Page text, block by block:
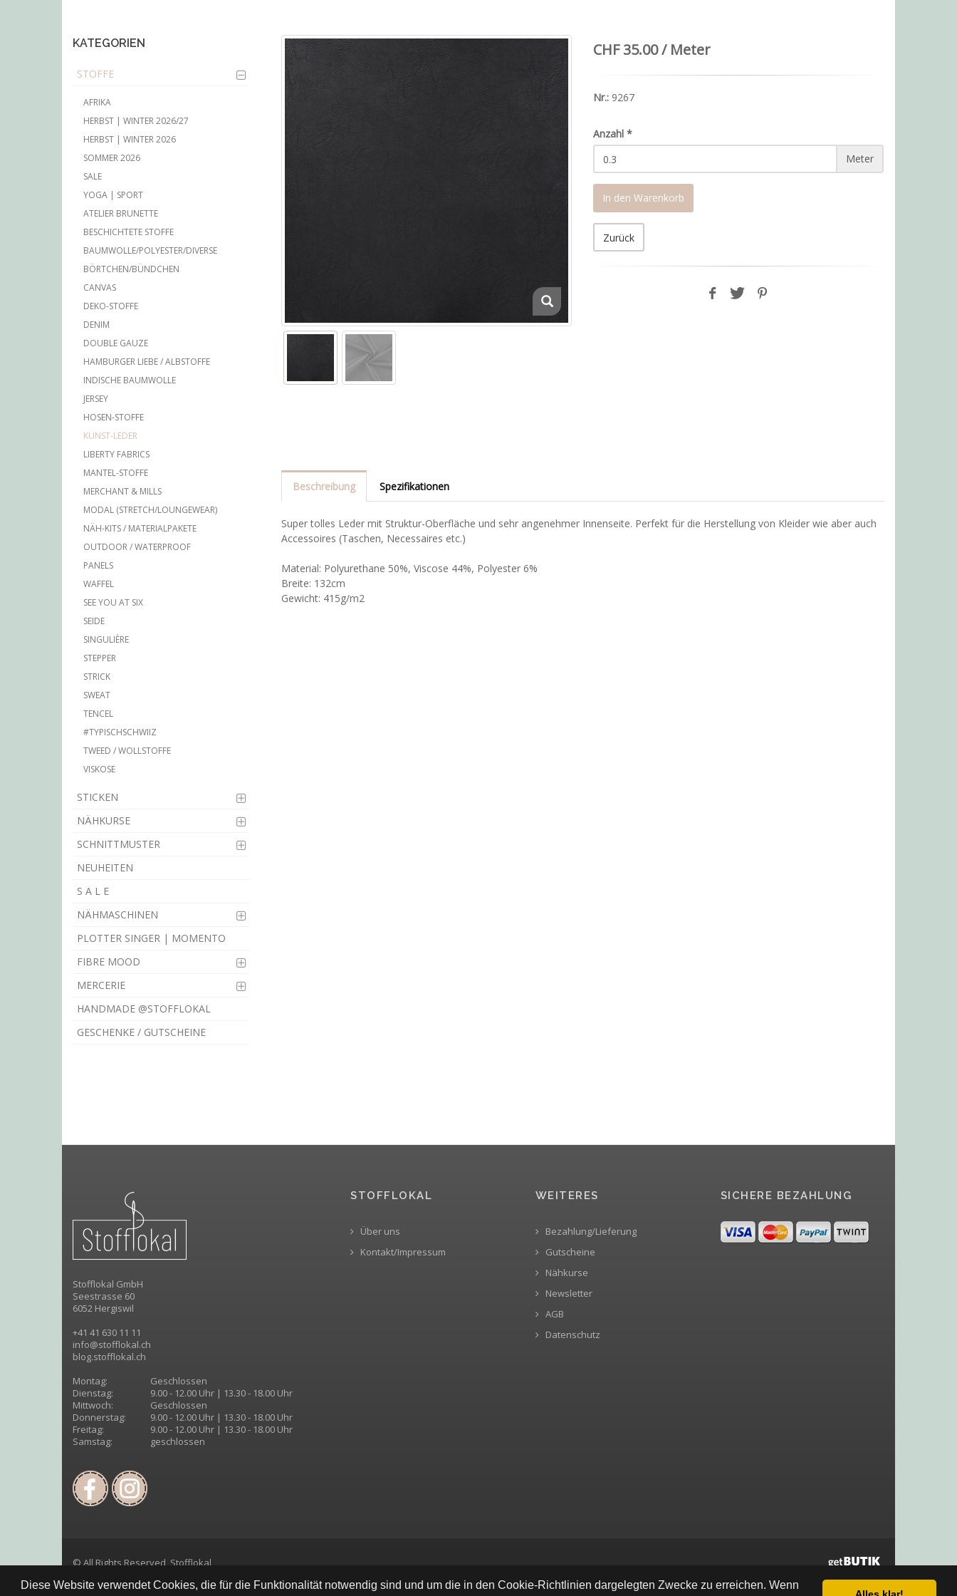
Diese Website verwendet Cookies, die für die Funktionalität notwendig sind und um die in den Cookie-Richtlinien dargelegten Zwecke zu erreichen. Wenn
KATEGORIEN
STOFFE
AFRIKA
HERBST | WINTER 2026/27
HERBST | WINTER 2026
SOMMER 2026
SALE
YOGA | SPORT
ATELIER BRUNETTE
BESCHICHTETE STOFFE
BAUMWOLLE/POLYESTER/DIVERSE
BÖRTCHEN/BÜNDCHEN
CANVAS
DEKO-STOFFE
DENIM
DOUBLE GAUZE
HAMBURGER LIEBE / ALBSTOFFE
INDISCHE BAUMWOLLE
JERSEY
HOSEN-STOFFE
KUNST-LEDER
LIBERTY FABRICS
MANTEL-STOFFE
MERCHANT & MILLS
MODAL (STRETCH/LOUNGEWEAR)
NÄH-KITS / MATERIALPAKETE
OUTDOOR / WATERPROOF
PANELS
WAFFEL
SEE YOU AT SIX
SEIDE
SINGULIÈRE
STEPPER
STRICK
SWEAT
TENCEL
#TYPISCHSCHWIIZ
TWEED / WOLLSTOFFE
VISKOSE
STICKEN
NÄHKURSE
SCHNITTMUSTER
NEUHEITEN
S A L E
NÄHMASCHINEN
PLOTTER SINGER | MOMENTO
FIBRE MOOD
MERCERIE
HANDMADE @STOFFLOKAL
GESCHENKE / GUTSCHEINE
CHF 35.00 / Meter
Nr.: 9267
Anzahl *
Meter
In den Warenkorb
Zurück
Beschreibung Spezifikationen
Super tolles Leder mit Struktur-Oberfläche und sehr angenehmer Innenseite. Perfekt für die Herstellung von Kleider wie aber auch
Accessoires (Taschen, Necessaires etc.)
Material: Polyurethane 50%, Viscose 44%, Polyester 6%
Breite: 132cm
Gewicht: 415g/m2
Stofflokal GmbH
Seestrasse 60
6052 Hergiswil
+41 41 630 11 11
info@stofflokal.ch
blog.stofflokal.ch
Montag:
Geschlossen
Dienstag:
9.00 - 12.00 Uhr | 13.30 - 18.00 Uhr
Mittwoch:
Geschlossen
Donnerstag:
9.00 - 12.00 Uhr | 13.30 - 18.00 Uhr
Freitag:
9.00 - 12.00 Uhr | 13.30 - 18.00 Uhr
Samstag:
geschlossen
STOFFLOKAL
Über uns
Kontakt/Impressum
WEITERES
Bezahlung/Lieferung
Gutscheine
Nähkurse
Newsletter
AGB
Datenschutz
SICHERE BEZAHLUNG
© All Rights Reserved, Stofflokal